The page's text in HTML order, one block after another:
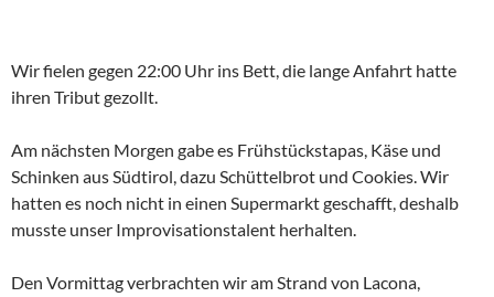
Wir fielen gegen 22:00 Uhr ins Bett, die lange Anfahrt hatte
ihren Tribut gezollt.
Am nächsten Morgen gabe es Frühstückstapas, Käse und
Schinken aus Südtirol, dazu Schüttelbrot und Cookies. Wir
hatten es noch nicht in einen Supermarkt geschafft, deshalb
musste unser Improvisationstalent herhalten.
Den Vormittag verbrachten wir am Strand von Lacona,